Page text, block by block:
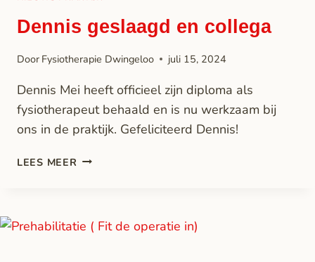
Dennis geslaagd en collega
Door Fysiotherapie Dwingeloo juli 15, 2024
Dennis Mei heeft officieel zijn diploma als
fysiotherapeut behaald en is nu werkzaam bij
ons in de praktijk. Gefeliciteerd Dennis!
LEES MEER